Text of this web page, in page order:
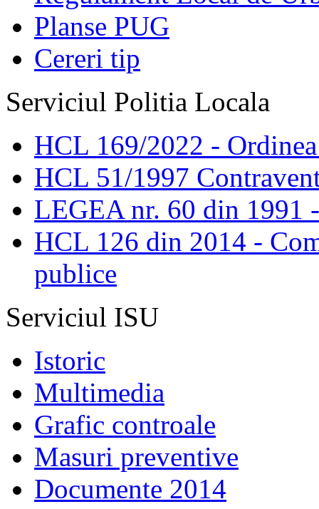
Planse PUG
Cereri tip
Serviciul Politia Locala
HCL 169/2022 -
HCL 51/1997
LEGEA nr. 60 din 1991
HCL 126 din 2014 -
publice
Serviciul ISU
Istoric
Multimedia
Grafic controale
Masuri preventive
Documente 2014